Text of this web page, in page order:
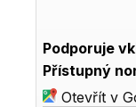
Podporuje
Přístupný
Otevřít v